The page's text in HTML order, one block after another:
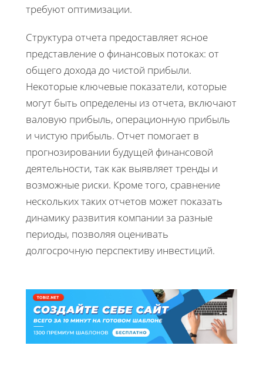
требуют оптимизации.
Структура отчета предоставляет ясное
представление о финансовых потоках: от
общего дохода до чистой прибыли.
Некоторые ключевые показатели, которые
могут быть определены из отчета, включают
валовую прибыль, операционную прибыль
и чистую прибыль. Отчет помогает в
прогнозировании будущей финансовой
деятельности, так как выявляет тренды и
возможные риски. Кроме того, сравнение
нескольких таких отчетов может показать
динамику развития компании за разные
периоды, позволяя оценивать
долгосрочную перспективу инвестиций.